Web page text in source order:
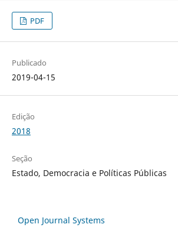
PDF
Publicado
2019-04-15
Edição
2018
Seção
Estado, Democracia e Políticas Públicas
Open Journal Systems